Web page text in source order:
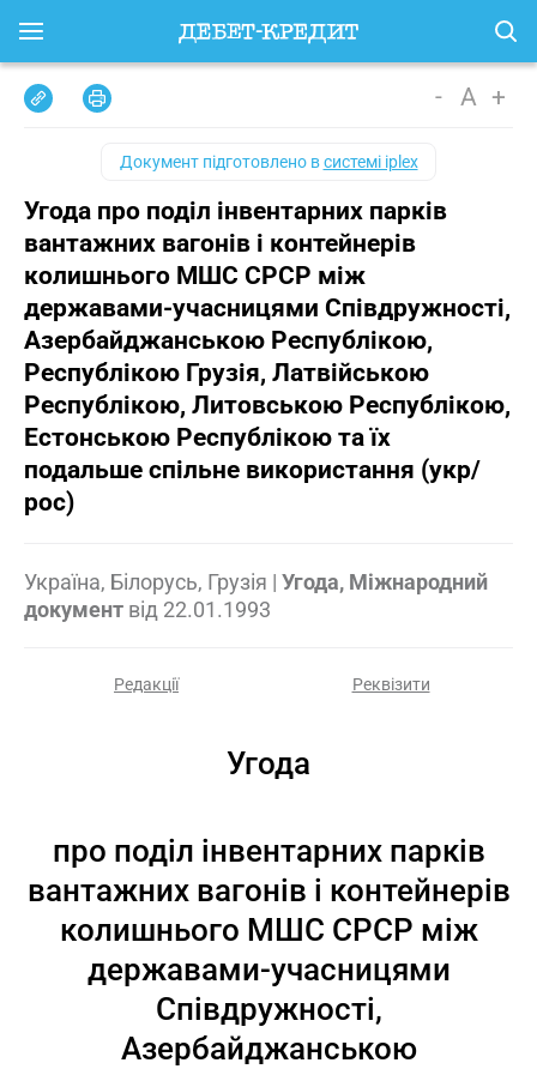
- A +
Документ підготовлено всистемі iplex
Угода про поділ інвентарних парків
вантажних вагонів і контейнерів
колишнього МШС СРСР між
державами-учасницями Співдружності,
Азербайджанською Республікою,
Республікою Грузія, Латвійською
Республікою, Литовською Республікою,
Естонською Республікою та їх
подальше спільне використання (укр/
рос)
Україна, Білорусь, Грузія | Угода, Міжнародний
документ від 22.01.1993
Редакції Реквізити
Угода
про поділ інвентарних парків
вантажних вагонів і контейнерів
колишнього МШС СРСР між
державами-учасницями
Співдружності,
Азербайджанською